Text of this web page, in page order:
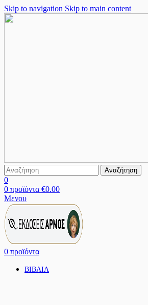
Skip to navigation Skip to main content
Αναζήτηση
0
0 προϊόντα €0.00
Μενου
0 προϊόντα
ΒΙΒΛΙΑ